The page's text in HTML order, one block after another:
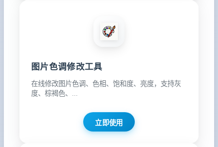
图片色调修改工具
在线修改图片色调、色相、饱和度、亮度，支持灰
度、棕褐色、...
立即使用